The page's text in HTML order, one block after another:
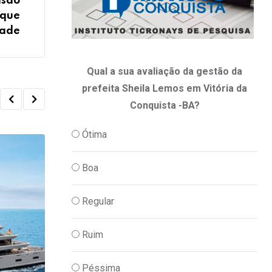
Qual a sua avaliação da gestão da
prefeita Sheila Lemos em Vitória da
Conquista -BA?
Ótima
Boa
Regular
Ruim
Péssima